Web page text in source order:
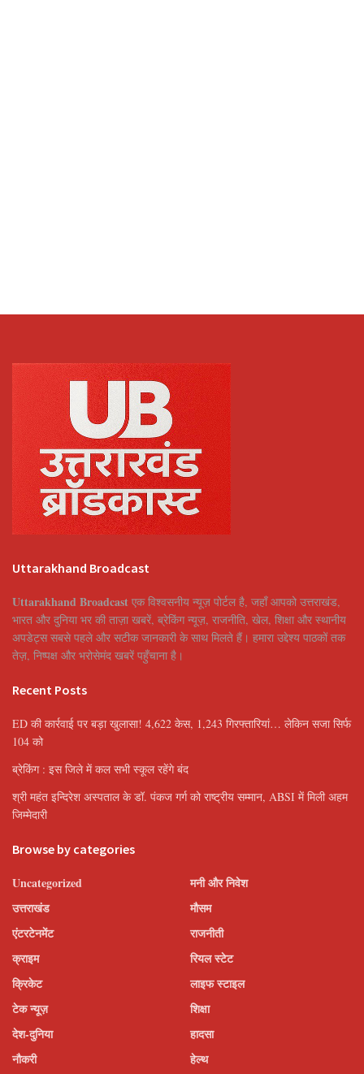
Uttarakhand Broadcast
Uttarakhand Broadcast एक विश्वसनीय न्यूज़ पोर्टल है, जहाँ आपको उत्तराखंड,
भारत और दुनिया भर की ताज़ा खबरें, ब्रेकिंग न्यूज़, राजनीति, खेल, शिक्षा और स्थानीय
अपडेट्स सबसे पहले और सटीक जानकारी के साथ मिलते हैं। हमारा उद्देश्य पाठकों तक
तेज़, निष्पक्ष और भरोसेमंद खबरें पहुँचाना है।
Recent Posts
ED की कार्रवाई पर बड़ा खुलासा! 4,622 केस, 1,243 गिरफ्तारियां… लेकिन सजा सिर्फ
104 को
ब्रेकिंग : इस जिले में कल सभी स्कूल रहेंगे बंद
श्री महंत इन्दिरेश अस्पताल के डॉ. पंकज गर्ग को राष्ट्रीय सम्मान, ABSI में मिली अहम
जिम्मेदारी
Browse by categories
Uncategorized
उत्तराखंड
एंटरटेनमेंट
क्राइम
क्रिकेट
टेक न्यूज़
देश-दुनिया
नौकरी
मनी और निवेश
मौसम
राजनीती
रियल स्टेट
लाइफ स्टाइल
शिक्षा
हादसा
हेल्थ